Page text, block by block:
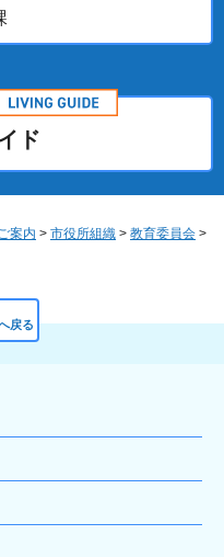
ド
案内 > 市役所組織 > 教育委員会 >
戻る